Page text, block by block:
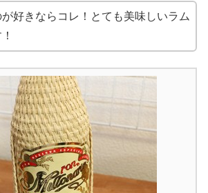
好きならコレ！とても美味しいラム